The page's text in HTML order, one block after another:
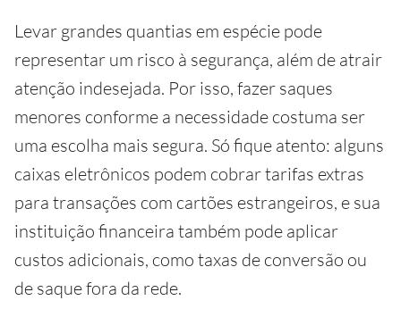
Levar grandes quantias em espécie pode
representar um risco à segurança, além de atrair
atenção indesejada. Por isso, fazer saques
menores conforme a necessidade costuma ser
uma escolha mais segura. Só fique atento: alguns
caixas eletrônicos podem cobrar tarifas extras
para transações com cartões estrangeiros, e sua
instituição financeira também pode aplicar
custos adicionais, como taxas de conversão ou
de saque fora da rede.